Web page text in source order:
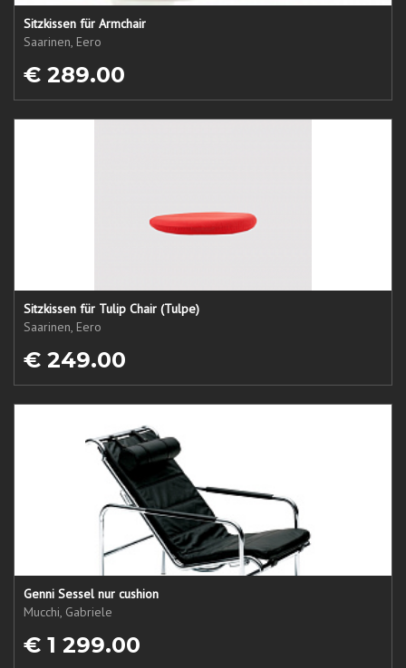
Sitzkissen für Armchair
Saarinen, Eero
€ 289.00
Sitzkissen für Tulip Chair (Tulpe)
Saarinen, Eero
€ 249.00
Genni Sessel nur cushion
Mucchi, Gabriele
€ 1 299.00